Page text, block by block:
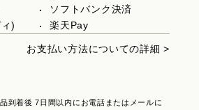
ソフトバンク決済
)
楽天Pay
お支払い方法についての詳細 >
到着後 7日間以内にお電話またはメールに